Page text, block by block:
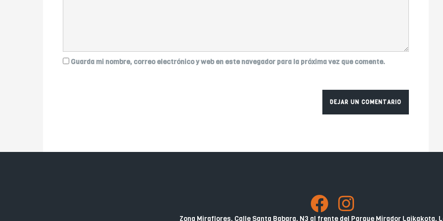
Guarda mi nombre, correo electrónico y web en este navegador para la próxima vez que comente.
Zona Miraflores, Calle Santa Babara, N3 al frente del Parque Mirador Laikakota,